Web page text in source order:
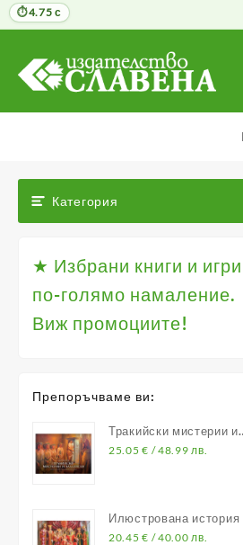
съдържанието
Категория
★ Избрани книги и
по-голямо намаление.
Виж промоциите!
Препоръчваме ви:
Тракийски мистерии и
владетели
25.05€ / 48.99 лв.
Илюстрована история
Средновековна
20.45€ / 40.00 лв.
4.75 с